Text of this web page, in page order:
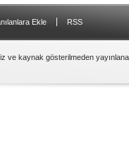
Ekle RSS
ve kaynak gösterilmeden